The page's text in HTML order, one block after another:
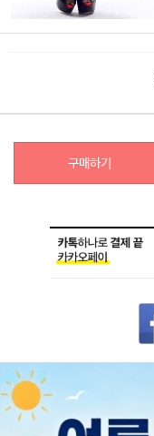
구매하기